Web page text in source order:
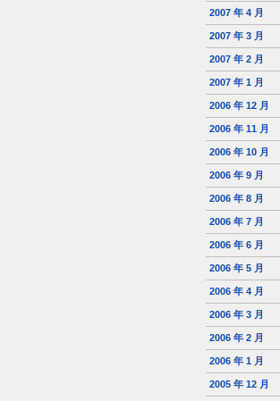
2007 年 4 月
2007 年 3 月
2007 年 2 月
2007 年 1 月
2006 年 12 月
2006 年 11 月
2006 年 10 月
2006 年 9 月
2006 年 8 月
2006 年 7 月
2006 年 6 月
2006 年 5 月
2006 年 4 月
2006 年 3 月
2006 年 2 月
2006 年 1 月
2005 年 12 月